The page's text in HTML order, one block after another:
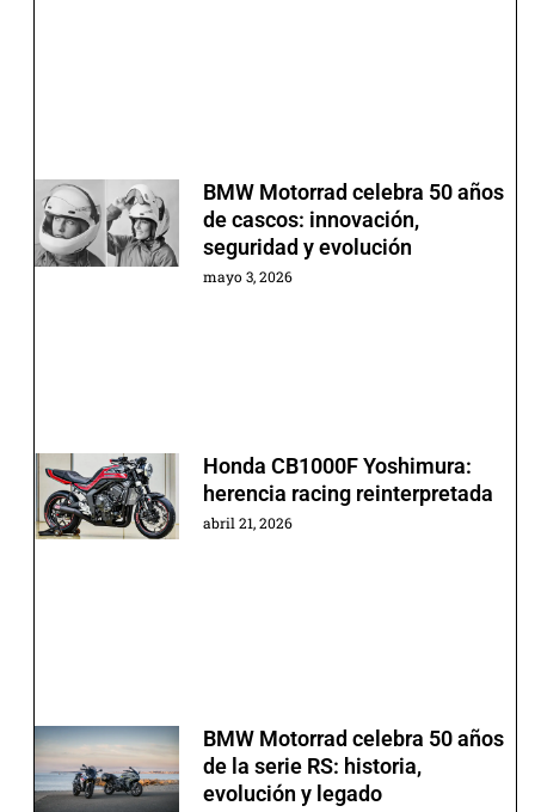
BMW Motorrad celebra 50 años
de cascos: innovación,
seguridad y evolución
mayo 3, 2026
Honda CB1000F Yoshimura:
herencia racing reinterpretada
abril 21, 2026
BMW Motorrad celebra 50 años
de la serie RS: historia,
evolución y legado